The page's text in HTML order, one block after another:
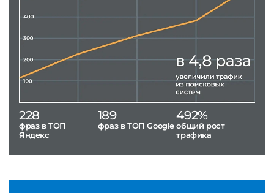
228
фраз в ТОП
Яндекс
189
фраз в ТОП Google
492%
общий рост
трафика